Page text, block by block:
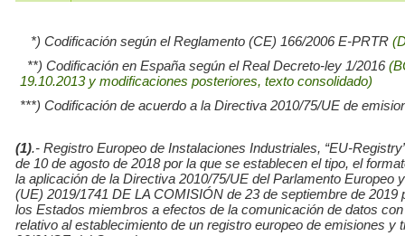
*) Codificación según el Reglamento (CE) 166/2006 E-PRTR
**) Codificación en España según el Real Decreto-ley 1/2016
19.10.2013 y modificaciones posteriores, texto consolidado)
***) Codificación de acuerdo a la Directiva 2010/75/UE de
(1).- Registro Europeo de Instalaciones Industriales, “EU-
de 10 de agosto de 2018 por la que se establecen el tipo, el
la aplicación de la Directiva 2010/75/UE del Parlamento
(UE) 2019/1741 DE LA COMISIÓN de 23 de septiembre de
los Estados miembros a efectos de la comunicación de datos
relativo al establecimiento de un registro europeo de emisiones